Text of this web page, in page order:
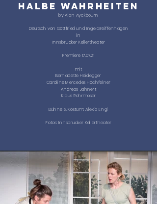
HALBE WAHRHEITEN
by Alan Ayckbourn
Deutsch von Gottfried und Inge Greiffenhagen
in
Innsbrucker Kellertheater
Premiere 17.07.21
mit
Bernadette Heidegger
Caroline Mercedes Hochfelner
Andreas Jähnert
Klaus Rohrmoser
Bühne & Kostüm: Alexia Engl
Fotos: Innsbrucker Kellertheater